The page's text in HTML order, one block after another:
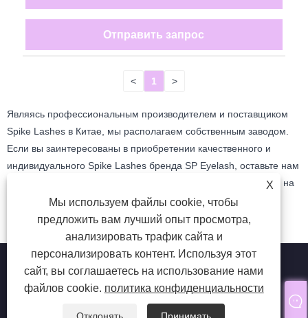
Отправить запрос
< 1 >
Являясь профессиональным производителем и поставщиком
Spike Lashes в Китае, мы располагаем собственным заводом.
Если вы заинтересованы в приобретении качественного и
индивидуального Spike Lashes бренда SP Eyelash, оставьте нам
сообщение, используя контактную информацию, указанную на
веб-странице.
X
Мы используем файлы cookie, чтобы
предложить вам лучший опыт просмотра,
анализировать трафик сайта и
персонализировать контент. Используя этот
сайт, вы соглашаетесь на использование нами
файлов cookie. политика конфиденциальности
Copyright © 2024 Qingdao SP Eyelash Co., Ltd. Все права